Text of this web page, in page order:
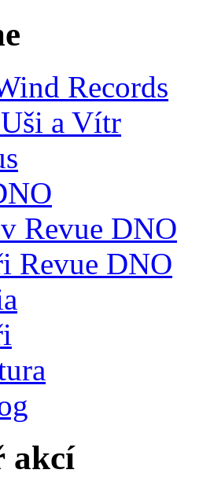
Records
a Vítr
Revue DNO
Revue DNO
akcí